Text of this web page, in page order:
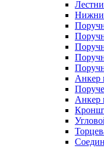
Анкер
Анкер